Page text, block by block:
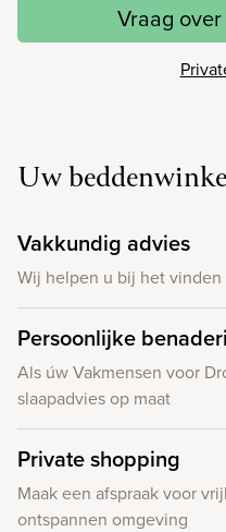
Vraag
Uw
Vakkundig advies
Wij helpen u bij het
Persoonlijke
Als úw Vakmensen voor
slaapadvies op maat
Private shopping
Maak een afspraak voor
ontspannen omgeving